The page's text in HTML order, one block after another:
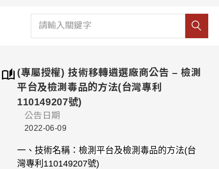
(專屬授權) 技術移轉遴選廠商公告 – 檢測
平台及檢測毒品的方法(台灣專利
110149207號)
公告日期
2022-06-09
一、技術名稱： 檢測平台及檢測毒品的方法(台
灣專利 110149207號)